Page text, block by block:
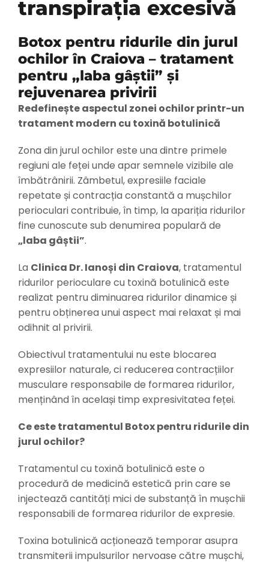
Informații utile
Galerie
Blog
Contact
transpirația excesivă
Botox pentru ridurile din jurul
ochilor în Craiova – tratament
pentru „laba gâștii” și
rejuvenarea privirii
Redefinește aspectul zonei ochilor printr-un
tratament modern cu toxină botulinică
Zona din jurul ochilor este una dintre primele
regiuni ale feței unde apar semnele vizibile ale
îmbătrânirii. Zâmbetul, expresiile faciale
repetate și contracția constantă a mușchilor
perioculari contribuie, în timp, la apariția ridurilor
fine cunoscute sub denumirea populară de
„laba gâștii”.
La Clinica Dr. Ianoși din Craiova, tratamentul
ridurilor perioculare cu toxină botulinică este
realizat pentru diminuarea ridurilor dinamice și
pentru obținerea unui aspect mai relaxat și mai
odihnit al privirii.
Obiectivul tratamentului nu este blocarea
expresiilor naturale, ci reducerea contracțiilor
musculare responsabile de formarea ridurilor,
menținând în același timp expresivitatea feței.
Ce este tratamentul Botox pentru ridurile din
jurul ochilor?
Tratamentul cu toxină botulinică este o
procedură de medicină estetică prin care se
injectează cantități mici de substanță în mușchii
responsabili de formarea ridurilor de expresie.
Toxina botulinică acționează temporar asupra
transmiterii impulsurilor nervoase către mușchi,